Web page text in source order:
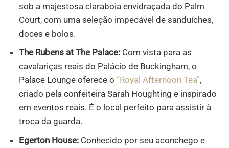
sob a majestosa claraboia envidraçada do Palm
Court, com uma seleção impecável de sanduíches,
doces e bolos.
The Rubens at The Palace: Com vista para as
cavalariças reais do Palácio de Buckingham, o
Palace Lounge oferece o “Royal Afternoon Tea”,
criado pela confeiteira Sarah Houghting e inspirado
em eventos reais. É o local perfeito para assistir à
troca da guarda.
Egerton House: Conhecido por seu aconchego e